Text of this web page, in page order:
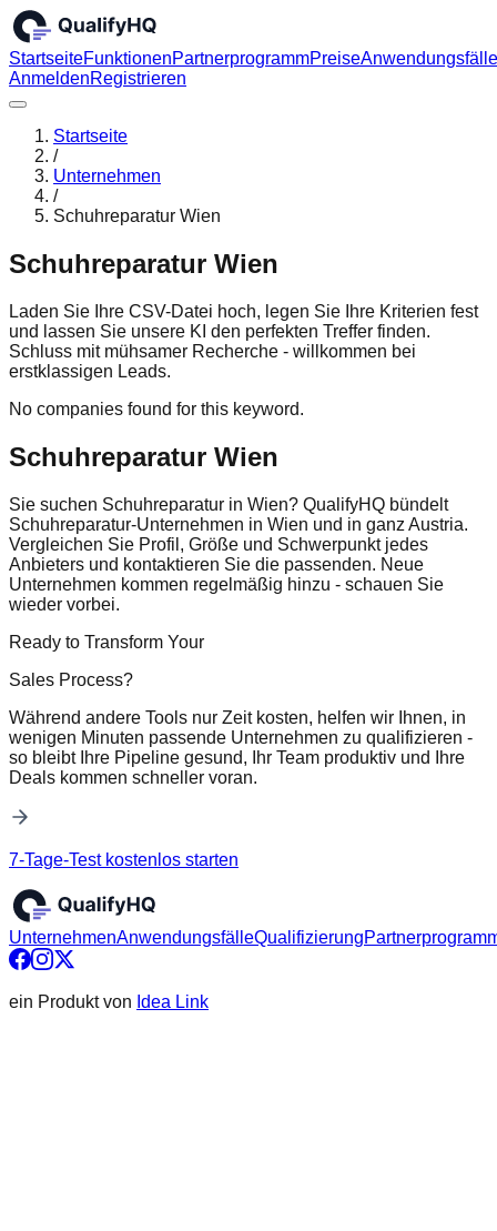
StartseiteFunktionenPartnerprogrammPreiseAnwendungsfälle
AnmeldenRegistrieren
Startseite
/
Unternehmen
/
Schuhreparatur Wien
Schuhreparatur Wien
Laden Sie Ihre CSV-Datei hoch, legen Sie Ihre Kriterien fest
und lassen Sie unsere KI den perfekten Treffer finden.
Schluss mit mühsamer Recherche - willkommen bei
erstklassigen Leads.
No companies found for this keyword.
Schuhreparatur Wien
Sie suchen Schuhreparatur in Wien? QualifyHQ bündelt
Schuhreparatur-Unternehmen in Wien und in ganz Austria.
Vergleichen Sie Profil, Größe und Schwerpunkt jedes
Anbieters und kontaktieren Sie die passenden. Neue
Unternehmen kommen regelmäßig hinzu - schauen Sie
wieder vorbei.
Ready to Transform Your
Sales Process?
Während andere Tools nur Zeit kosten, helfen wir Ihnen, in
wenigen Minuten passende Unternehmen zu qualifizieren -
so bleibt Ihre Pipeline gesund, Ihr Team produktiv und Ihre
Deals kommen schneller voran.
7-Tage-Test kostenlos starten
UnternehmenAnwendungsfälleQualifizierung
ein Produkt von Idea Link